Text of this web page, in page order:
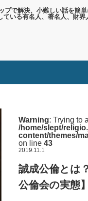
で解決、小難しい話を簡
いる有名人、著名人、財
Warning: Trying to
/home/slept/
content/themes/
on line 43
2019.11.1
誠成公倫とは
公倫会の実態】